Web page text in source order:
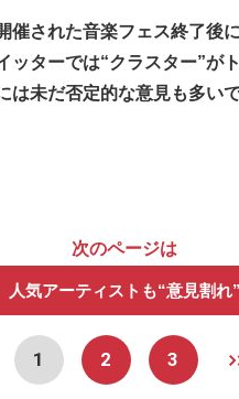
催された音楽フェス終了後
ッターでは“クラスター”が
は未だ否定的な意見も多いで
次のページは
人気アーティストも“意見割れ”
1 2 3